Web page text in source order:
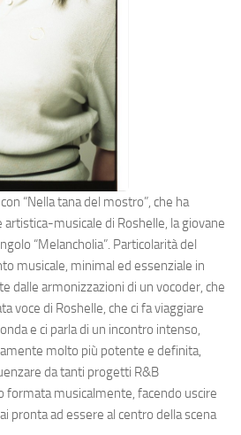
“Nella tana del mostro”, che ha
artistica-musicale di Roshelle, la giovane
“Melancholia”. Particolarità del
musicale, minimal ed essenziale in
dalle armonizzazioni di un vocoder, che
voce di Roshelle, che ci fa viaggiare
e ci parla di un incontro intenso,
molto più potente e definita,
da tanti progetti R&B
formata musicalmente, facendo uscire
pronta ad essere al centro della scena